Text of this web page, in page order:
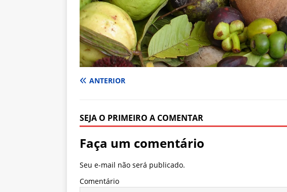
ANTERIOR
SEJA O PRIMEIRO A COMENTAR
Faça um comentário
Seu e-mail não será publicado.
Comentário